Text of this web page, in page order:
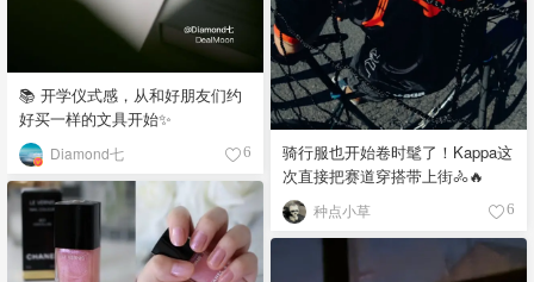
📚 开学仪式感，从和好朋友们约
好买一样的文具开始✨
Diamond七 6
骑行服也开始卷时髦了！Kappa这
次直接把赛道穿搭带上街🚴🔥
种点小草 6